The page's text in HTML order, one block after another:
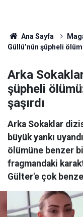
Ana Sayfa
Güllü’nün şüpheli
Arka
şüpheli
şaşırdı
Arka Sokaklar
büyük yankı
ölümüne benzer
fragmandaki
Gülter'e çok